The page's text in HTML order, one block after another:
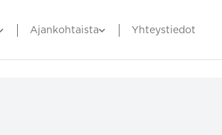
Ajankohtaista Yhteystiedot